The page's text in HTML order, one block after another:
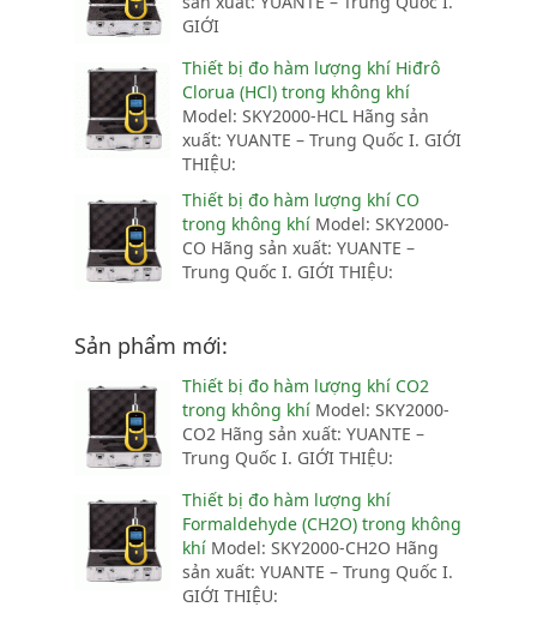
GIỚI
Thiết bị đo hàm lượng khí Hiđrô
Clorua (HCl) trong không khí
Model: SKY2000-HCL Hãng sản
xuất: YUANTE – Trung Quốc I. GIỚI
THIỆU:
Thiết bị đo hàm lượng khí CO
trong không khí Model: SKY2000-
CO Hãng sản xuất: YUANTE –
Trung Quốc I. GIỚI THIỆU:
Sản phẩm mới:
Thiết bị đo hàm lượng khí CO2
trong không khí Model: SKY2000-
CO2 Hãng sản xuất: YUANTE –
Trung Quốc I. GIỚI THIỆU:
Thiết bị đo hàm lượng khí
Formaldehyde (CH2O) trong không
khí Model: SKY2000-CH2O Hãng
sản xuất: YUANTE – Trung Quốc I.
GIỚI THIỆU: